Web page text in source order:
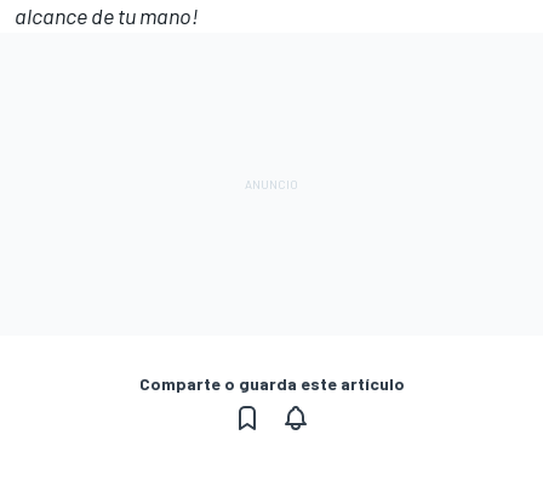
alcance de tu mano!
Comparte o guarda este artículo